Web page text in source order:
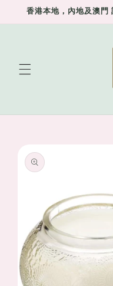
Skip to
香港本地，內地及澳門
product
information